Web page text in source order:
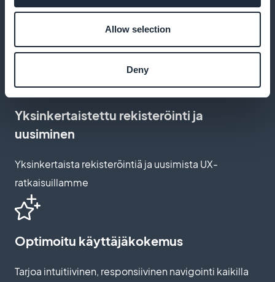
Allow selection
Deny
Räätälöidyt tilauspolut
Mukauta tilaussivut vastaamaan brändiäsi
Yksinkertaistettu rekisteröinti ja
uusiminen
Yksinkertaista rekisteröintiä ja uusimista UX-
ratkaisuillamme
Optimoitu käyttäjäkokemus
Tarjoa intuitiivinen, responsiivinen navigointi kaikilla